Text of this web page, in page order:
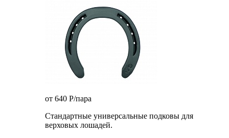
от 640 P/пара
Стандартные универсальные подковы для
верховых лошадей.